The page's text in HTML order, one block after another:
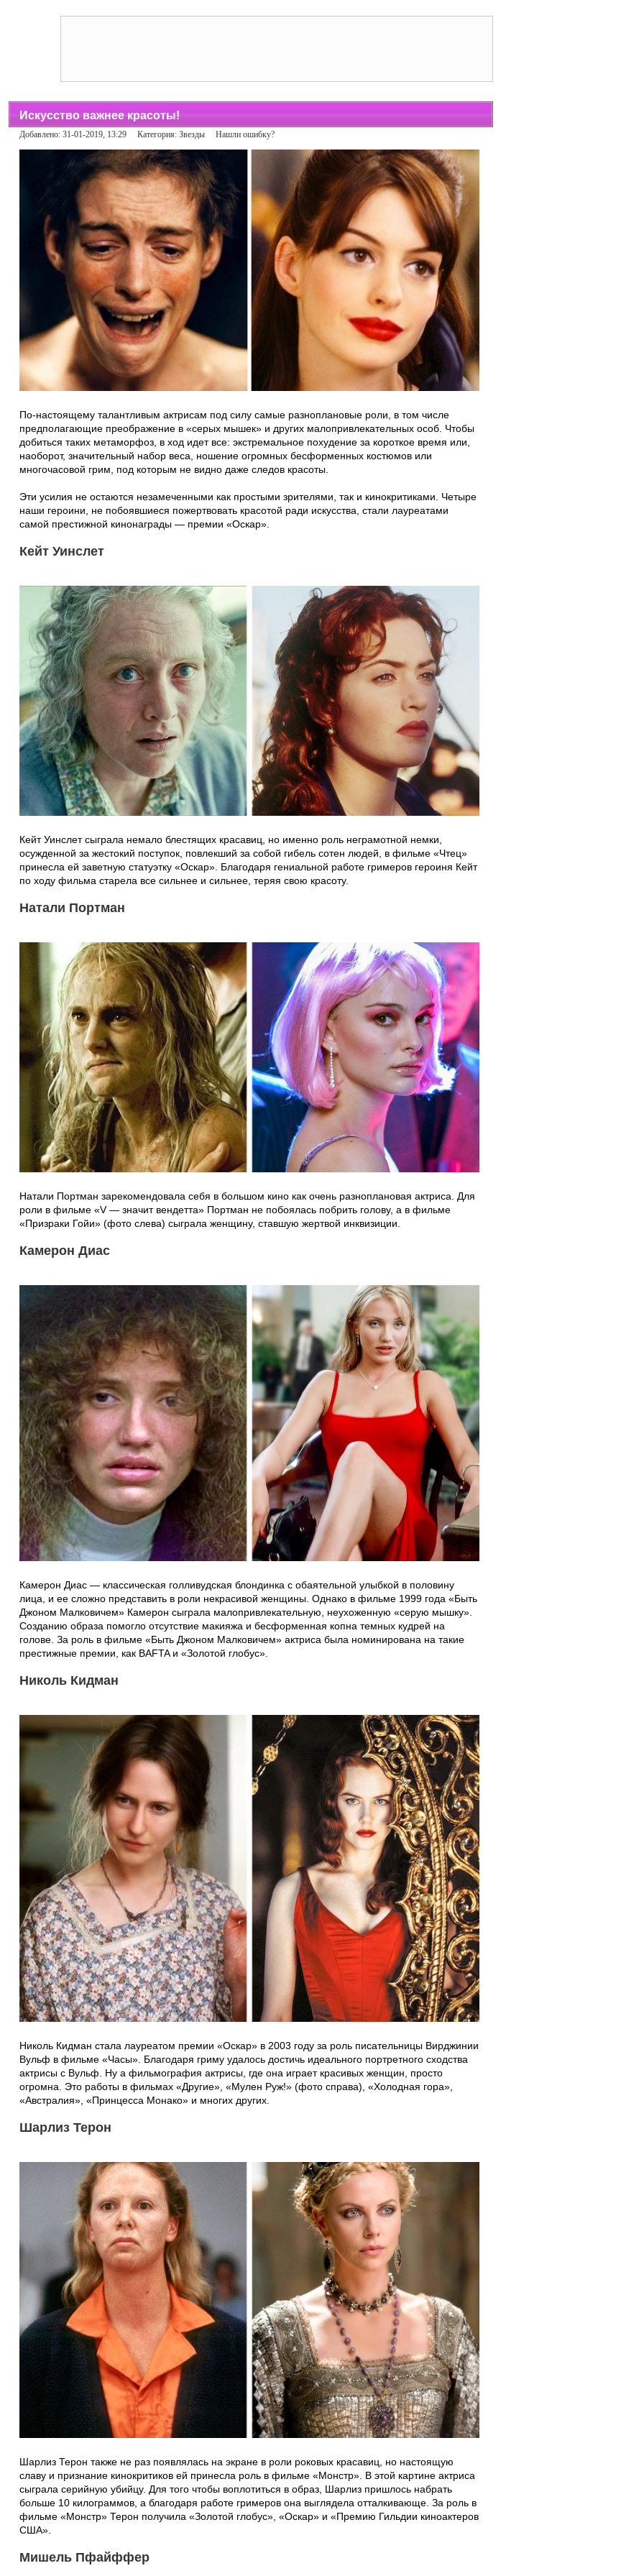
Искусство важнее красоты!
Добавлено: 31-01-2019, 13:29 Категория: Звезды Нашли ошибку?
По-настоящему талантливым актрисам под силу самые разноплановые роли, в том числе
предполагающие преображение в «серых мышек» и других малопривлекательных особ. Чтобы
добиться таких метаморфоз, в ход идет все: экстремальное похудение за короткое время или,
наоборот, значительный набор веса, ношение огромных бесформенных костюмов или
многочасовой грим, под которым не видно даже следов красоты.
Эти усилия не остаются незамеченными как простыми зрителями, так и кинокритиками. Четыре
наши героини, не побоявшиеся пожертвовать красотой ради искусства, стали лауреатами
самой престижной кинонаграды — премии «Оскар».
Кейт Уинслет
Кейт Уинслет сыграла немало блестящих красавиц, но именно роль неграмотной немки,
осужденной за жестокий поступок, повлекший за собой гибель сотен людей, в фильме «Чтец»
принесла ей заветную статуэтку «Оскар». Благодаря гениальной работе гримеров героиня Кейт
по ходу фильма старела все сильнее и сильнее, теряя свою красоту.
Натали Портман
Натали Портман зарекомендовала себя в большом кино как очень разноплановая актриса. Для
роли в фильме «V — значит вендетта» Портман не побоялась побрить голову, а в фильме
«Призраки Гойи» (фото слева) сыграла женщину, ставшую жертвой инквизиции.
Камерон Диас
Камерон Диас — классическая голливудская блондинка с обаятельной улыбкой в половину
лица, и ее сложно представить в роли некрасивой женщины. Однако в фильме 1999 года «Быть
Джоном Малковичем» Камерон сыграла малопривлекательную, неухоженную «серую мышку».
Созданию образа помогло отсутствие макияжа и бесформенная копна темных кудрей на
голове. За роль в фильме «Быть Джоном Малковичем» актриса была номинирована на такие
престижные премии, как BAFTA и «Золотой глобус».
Николь Кидман
Николь Кидман стала лауреатом премии «Оскар» в 2003 году за роль писательницы Вирджинии
Вульф в фильме «Часы». Благодаря гриму удалось достичь идеального портретного сходства
актрисы с Вульф. Ну а фильмография актрисы, где она играет красивых женщин, просто
огромна. Это работы в фильмах «Другие», «Мулен Руж!» (фото справа), «Холодная гора»,
«Австралия», «Принцесса Монако» и многих других.
Шарлиз Терон
Шарлиз Терон также не раз появлялась на экране в роли роковых красавиц, но настоящую
славу и признание кинокритиков ей принесла роль в фильме «Монстр». В этой картине актриса
сыграла серийную убийцу. Для того чтобы воплотиться в образ, Шарлиз пришлось набрать
больше 10 килограммов, а благодаря работе гримеров она выглядела отталкивающе. За роль в
фильме «Монстр» Терон получила «Золотой глобус», «Оскар» и «Премию Гильдии киноактеров
США».
Мишель Пфайффер